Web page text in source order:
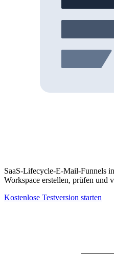
SaaS-Lifecycle-E-Mail-Funnels
Workspace erstellen, prüfen und
Kostenlose Testversion starten